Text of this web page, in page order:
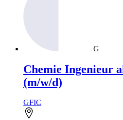
G
Chemie Ingenieur
(m/w/d)
GFIC